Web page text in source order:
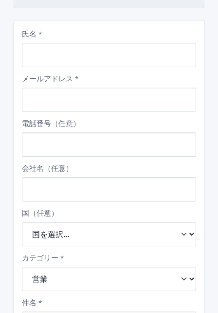
氏名 *
メールアドレス *
電話番号（任意）
会社名（任意）
国（任意）
カテゴリー *
件名 *